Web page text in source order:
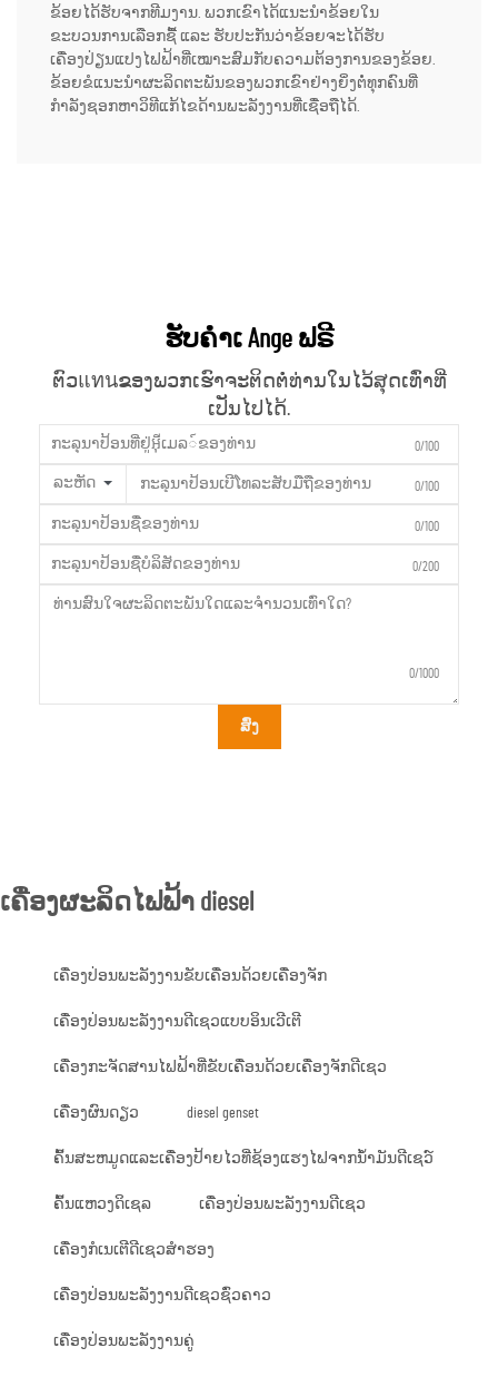
ຂ້ອຍໄດ້ຮັບຈາກທີມງານ. ພວກເຂົາໄດ້ແນະນຳຂ້ອຍໃນ
ຂະບວນການເລືອກຊື້ ແລະ ຮັບປະກັນວ່າຂ້ອຍຈະໄດ້ຮັບ
ເຄື່ອງປ່ຽນແປງໄຟຟ້າທີ່ເໝາະສົມກັບຄວາມຕ້ອງການຂອງຂ້ອຍ.
ຂ້ອຍຂໍແນະນຳຜະລິດຕະພັນຂອງພວກເຂົາຢ່າງຍິ່ງຕໍ່ທຸກຄົນທີ່
ກຳລັງຊອກຫາວິທີແກ້ໄຂດ້ານພະລັງງານທີ່ເຊື່ອຖືໄດ້.
ຮັບຄຳເ Ange ຟຣີ
ຕົວแทนຂອງພວກເຮົາຈະຕິດຕໍ່ທ່ານໃນໄວ້ສຸດເທົ່າທີ່
ເປັນໄປໄດ້.
0/100
ລະຫັດ 0/100
0/100
0/200
0/1000
ສົ່ງ
ເຄື່ອງຜະລິດໄຟຟ້າ diesel
ເຄື່ອງປ່ອນພະລັງງານຂັບເຄື່ອນດ້ວຍເຄື່ອງຈັກ
ເຄື່ອງປ່ອນພະລັງງານດີເຊວແບບອິນເວີເຕີ
ເຄື່ອງກະຈັດສານໄຟຟ້າທີ່ຂັບເຄື່ອນດ້ວຍເຄື່ອງຈັກດີເຊວ
ເຄື່ອງຜົນດຽວ diesel genset
ຄົ້ນສະຫມູດແລະເຄື່ອງປ້າຍໄວທີ່ຊ້ອງແຮງໄຟຈາກນ້ຳມັນດີເຊວ໌
ຄົ້ນແຫວງດິເຊລ ເຄື່ອງປ່ອນພະລັງງານດີເຊວ
ເຄື່ອງກໍເນເຕີດີເຊວສຳຮອງ
ເຄື່ອງປ່ອນພະລັງງານດີເຊວຊົ່ວຄາວ
ເຄື່ອງປ່ອນພະລັງງານຄູ່